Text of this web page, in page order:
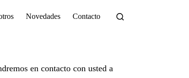
Novedades Contacto
en contacto con usted a